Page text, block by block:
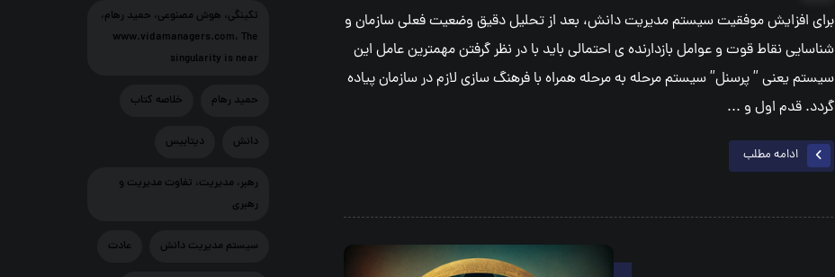
براي افزايش موفقيت سيستم مديريت دانش، بعد از تحليل دقيق وضعيت فعلي سازمان و
شناسايي نقاط قوت و عوامل بازدارنده ي احتمالي بايد با در نظر گرفتن مهمترين عامل اين
سيستم يعني ” پرسنل” سيستم مرحله به مرحله همراه با فرهنگ سازي لازم در سازمان پياده
گردد. قدم اول و ...
ادامه مطلب
تکینگی، هوش مصنوعی، حمید رهام،
www.vidamanagers.com، The
singularity is near
حمید رهام خلاصه کتاب
دانش ديتابيس
رهبر، مدیریت، تفاوت مدیریت و
رهبری
سيستم مديريت دانش عادت